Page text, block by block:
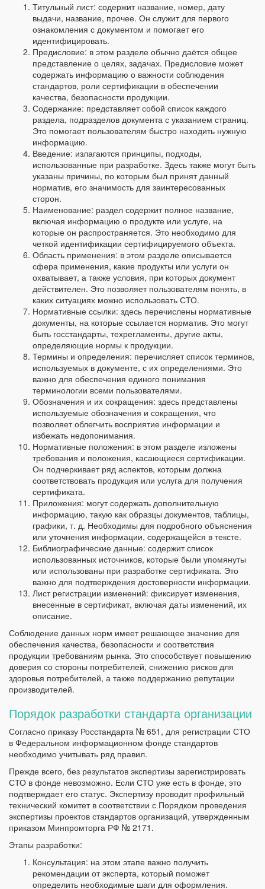
Титульный лист: содержит название, номер, дату
выдачи, название, прочее. Он служит для первого
ознакомления с документом и помогает его
идентифицировать.
Предисловие: в этом разделе обычно даётся общее
представление о целях, задачах. Предисловие может
содержать информацию о важности соблюдения
стандартов, роли сертификации в обеспечении
качества, безопасности продукции.
Содержание: представляет собой список каждого
раздела, подразделов документа с указанием страниц.
Это помогает пользователям быстро находить нужную
информацию.
Введение: излагаются принципы, подходы,
использованные при разработке. Здесь также могут быть
указаны причины, по которым был принят данный
норматив, его значимость для заинтересованных
сторон.
Наименование: раздел содержит полное название,
включая информацию о продукте или услуге, на
которые он распространяется. Это необходимо для
четкой идентификации сертифицируемого объекта.
Область применения: в этом разделе описывается
сфера применения, какие продукты или услуги он
охватывает, а также условия, при которых документ
действителен. Это позволяет пользователям понять, в
каких ситуациях можно использовать СТО.
Нормативные ссылки: здесь перечислены нормативные
документы, на которые ссылается норматив. Это могут
быть госстандарты, техрегламенты, другие акты,
определяющие нормы к продукции.
Термины и определения: перечисляет список терминов,
используемых в документе, с их определениями. Это
важно для обеспечения единого понимания
терминологии всеми пользователями.
Обозначения и их сокращения: здесь представлены
используемые обозначения и сокращения, что
позволяет облегчить восприятие информации и
избежать недопонимания.
Нормативные положения: в этом разделе изложены
требования и положения, касающиеся сертификации.
Он подчеркивает ряд аспектов, которым должна
соответствовать продукция или услуга для получения
сертификата.
Приложения: могут содержать дополнительную
информацию, такую как образцы документов, таблицы,
графики, т. д. Необходимы для подробного объяснения
или уточнения информации, содержащейся в тексте.
Библиографические данные: содержит список
использованных источников, которые были упомянуты
или использованы при разработке сертификата. Это
важно для подтверждения достоверности информации.
Лист регистрации изменений: фиксирует изменения,
внесенные в сертификат, включая даты изменений, их
описание.
Соблюдение данных норм имеет решающее значение для
обеспечения качества, безопасности и соответствия
продукции требованиям рынка. Это способствует повышению
доверия со стороны потребителей, снижению рисков для
здоровья потребителей, а также поддержанию репутации
производителей.
Порядок разработки стандарта организации
Согласно приказу Росстандарта № 651, для регистрации СТО
в Федеральном информационном фонде стандартов
необходимо учитывать ряд правил.
Прежде всего, без результатов экспертизы зарегистрировать
СТО в фонде невозможно. Если СТО уже есть в фонде, это
подтверждает его статус. Экспертизу проводит профильный
технический комитет в соответствии с Порядком проведения
экспертизы проектов стандартов организаций, утвержденным
приказом Минпромторга РФ № 2171.
Этапы разработки:
Консультация: на этом этапе важно получить
рекомендации от эксперта, который поможет
определить необходимые шаги для оформления.